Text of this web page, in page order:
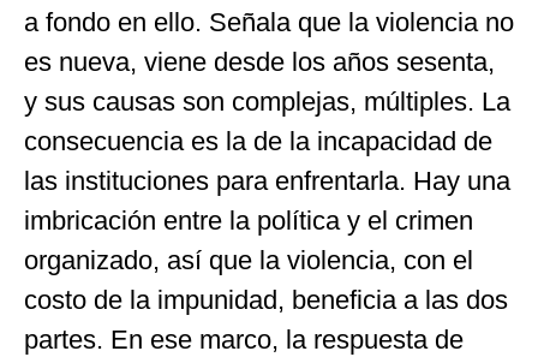
a fondo en ello. Señala que la violencia no
es nueva, viene desde los años sesenta,
y sus causas son complejas, múltiples. La
consecuencia es la de la incapacidad de
las instituciones para enfrentarla. Hay una
imbricación entre la política y el crimen
organizado, así que la violencia, con el
costo de la impunidad, beneficia a las dos
partes. En ese marco, la respuesta de